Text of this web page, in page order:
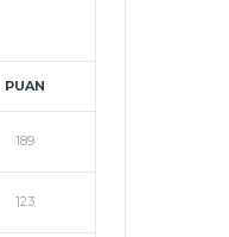
PUAN
189
123